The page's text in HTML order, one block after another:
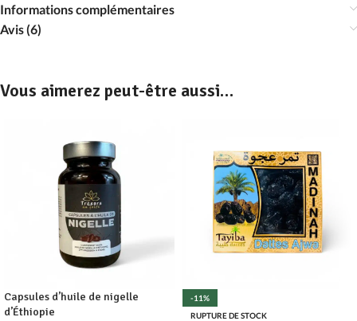
Informations complémentaires
Avis (6)
Vous aimerez peut-être aussi…
Capsules d’huile de nigelle
d’Éthiopie
-11%
RUPTURE DE STOCK